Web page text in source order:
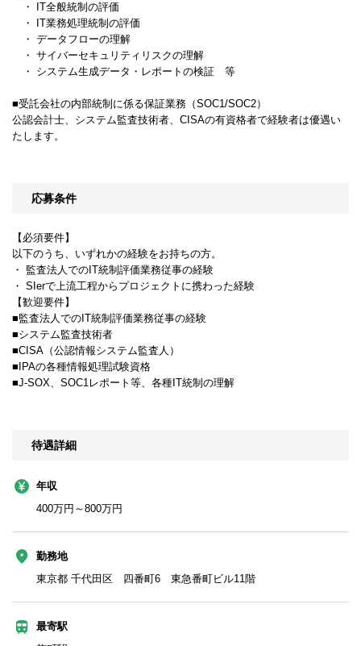
・ IT全般統制の評価
・ IT業務処理統制の評価
・ データフローの理解
・ サイバーセキュリティリスクの理解
・ システム生成データ・レポートの検証 等
■受託会社の内部統制に係る保証業務（SOC1/SOC2）
公認会計士、システム監査技術者、CISAの有資格者で経験者は優遇い
たします。
応募条件
【必須要件】
以下のうち、いずれかの経験をお持ちの方。
・ 監査法人でのIT統制評価業務従事の経験
・ SIerで上流工程からプロジェクトに携わった経験
【歓迎要件】
■監査法人でのIT統制評価業務従事の経験
■システム監査技術者
■CISA（公認情報システム監査人）
■IPAの各種情報処理試験資格
■J-SOX、SOC1レポート等、各種IT統制の理解
待遇詳細
年収
400万円～800万円
勤務地
東京都 千代田区 四番町6 東急番町ビル11階
最寄駅